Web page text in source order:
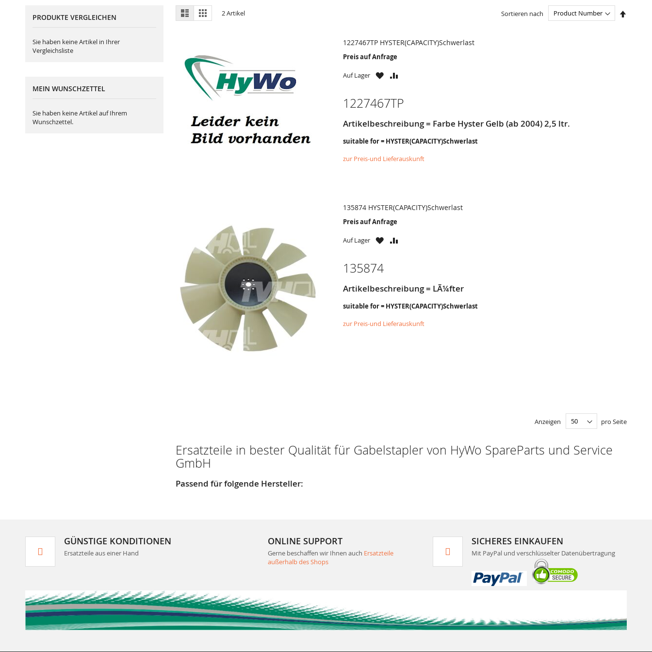
Ansicht
als
Liste Gitter2Artikel Sortieren nach
1227467TP HYSTER(CAPACITY)Schwerlast
Preis auf Anfrage
Auf Lager
ZU
ZU
1227467TP
Artikelbeschreibung = Farbe Hyster Gelb (ab 2004) 2,5 ltr.
suitable for = HYSTER(CAPACITY)Schwerlast
zur Preis-und Lieferauskunft
135874 HYSTER(CAPACITY)Schwerlast
Preis auf Anfrage
Auf Lager
ZU
ZU
135874
Artikelbeschreibung = LÃ¼fter
suitable for = HYSTER(CAPACITY)Schwerlast
zur Preis-und Lieferauskunft
Anzeigen pro Seite
Ersatzteile in bester Qualität für Gabelstapler von HyWo SpareParts und Service
GmbH
Passend für folgende Hersteller:
PRODUKTE VERGLEICHEN
Sie haben keine Artikel in Ihrer
Vergleichsliste
MEIN WUNSCHZETTEL
Sie haben keine Artikel auf Ihrem
Wunschzettel.
GÜNSTIGE KONDITIONEN
Ersatzteile aus einer Hand
ONLINE SUPPORT
Gerne beschaffen wir Ihnen auch Ersatzteile
außerhalb des Shops
SICHERES EINKAUFEN
Mit PayPal und verschlüsselter Datenübertragung